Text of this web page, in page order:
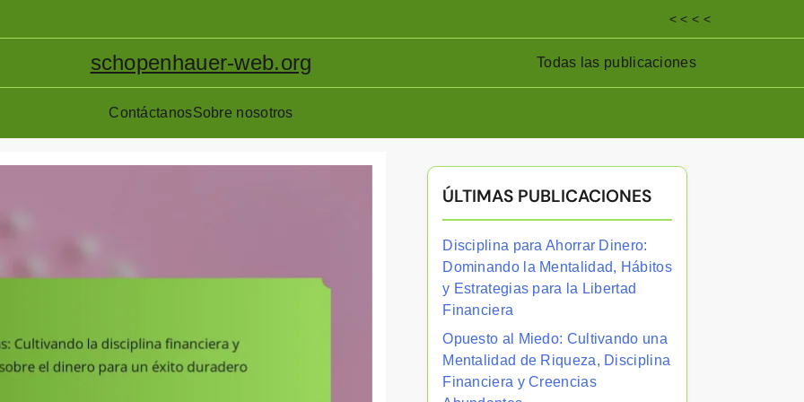
< < < <
schopenhauer-web.org Todas las publicaciones
ContáctanosSobre nosotros
ÚLTIMAS PUBLICACIONES
Disciplina para Ahorrar Dinero:
Dominando la Mentalidad, Hábitos
y Estrategias para la Libertad
Financiera
Opuesto al Miedo: Cultivando una
Mentalidad de Riqueza, Disciplina
Financiera y Creencias